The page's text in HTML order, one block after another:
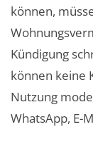
können,
Kündigung
können keine
Nutzung
WhatsApp, E-